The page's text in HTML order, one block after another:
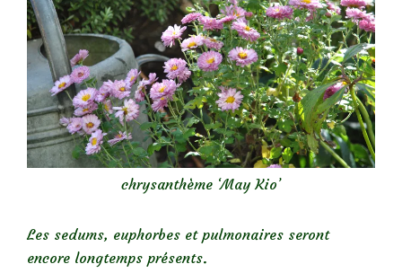
chrysanthème ‘May Kio’
Les sedums, euphorbes et pulmonaires seront
encore longtemps présents.